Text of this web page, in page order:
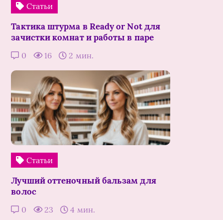
Статьи
Тактика штурма в Ready or Not для
зачистки комнат и работы в паре
0 16 2 мин.
Статьи
Лучший оттеночный бальзам для
волос
0 23 4 мин.